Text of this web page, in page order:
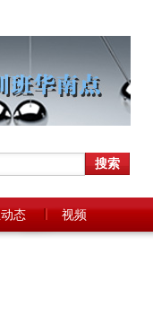
态 视频